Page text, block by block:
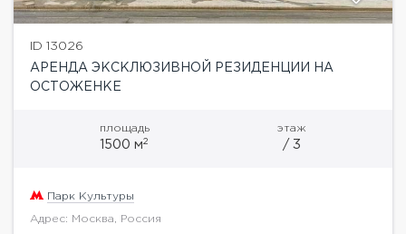
ID 13026
АРЕНДА ЭКСКЛЮЗИВНОЙ РЕЗИДЕНЦИИ НА
ОСТОЖЕНКЕ
площадь
1500 м2
этаж
/ 3
Парк Культуры
Адрес: Москва, Россия